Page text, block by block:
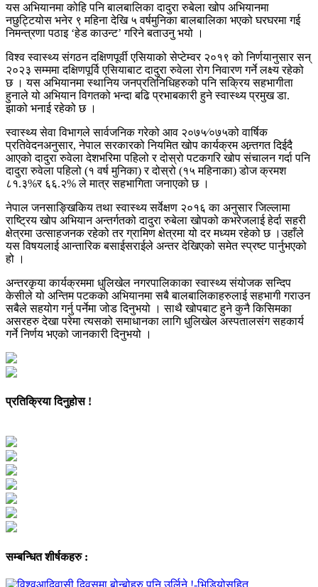
यस अभियानमा कोहि पनि बालबालिका दादुरा रुबेला खोप अभियानमा
नछुट्टियोस भनेर ९ महिना देखि ५ वर्षमुनिका बालबालिका भएको घरघरमा गई
निमन्त्रणा पठाइ ‘हेड काउन्ट’ गरिने बताउनु भयो ।
विश्व स्वास्थ्य संगठन दक्षिणपूर्वी एसियाको सेप्टेम्वर २०१९ को निर्णयानुसार सन्
२०२३ सम्ममा दक्षिणपूर्वि एसियाबाट दादुरा रुवेला रोग निवारण गर्ने लक्ष्य रहेको
छ । यस अभियानमा स्थानिय जनप्रतिनिधिहरुको पनि सक्रिय सहभागीता
हुनाले यो अभियान विगतको भन्दा बढि प्रभाबकारी हुने स्वास्थ्य प्रमुख डा.
झाको भनाई रहेको छ ।
स्वास्थ्य सेवा विभागले सार्वजनिक गरेको आव २०७५⁄०७५को वार्षिक
प्रतिवेदनअनुसार, नेपाल सरकारको नियमित खोप कार्यक्रम अन्र्तगत दिईदै
आएको दादुरा रुवेला देशभरिमा पहिलो र दोस्रो पटकगरि खोप संचालन गर्दा पनि
दादुरा रुवेला पहिलो (१ वर्ष मुनिका) र दोस्रो (१५ महिनाका) डोज क्रमश
८१.३%र ६६.२% ले मात्र सहभागिता जनाएको छ ।
नेपाल जनसाङ्खिकिय तथा स्वास्थ्य सर्वेक्षण २०१६ का अनुसार जिल्लामा
राष्ट्रिय खोप अभियान अन्तर्गतको दादुरा रुबेला खोपको कभरेजलाई हेर्दा सहरी
क्षेत्रमा उत्साहजनक रहेको तर ग्रामिण क्षेत्रमा यो दर मध्यम रहेको छ ।उहाँले
यस विषयलाई आन्तारिक बसाईसराईले अन्तर देखिएको समेत स्प्रष्ट पार्नुभएको
हो ।
अन्तरकृया कार्यक्रममा धुलिखेल नगरपालिकाका स्वास्थ्य संयोजक सन्दिप
केसीले यो अन्तिम पटकको अभियानमा सबै बालबालिकाहरुलाई सहभागी गराउन
सबैले सहयोग गर्नु पर्नेमा जोड दिनुभयो । साथै खोपबाट हुने कुनै किसिमका
असरहरु देखा परेमा त्यसको समाधानका लागि धुलिखेल अस्पतालसंग सहकार्य
गर्ने निर्णय भएको जानकारी दिनुभयो ।
प्रतिक्रिया दिनुहोस !
सम्बन्धित शीर्षकहरु :